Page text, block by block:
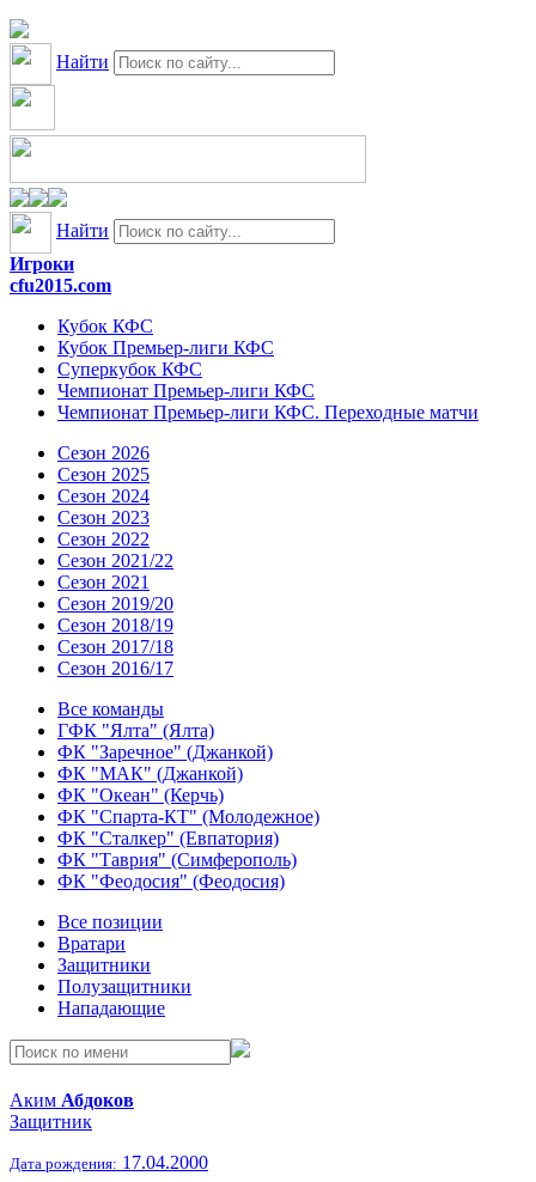
Найти
Найти
Игроки
cfu2015.com
Кубок КФС
Кубок Премьер-лиги КФС
Суперкубок КФС
Чемпионат Премьер-лиги КФС
Чемпионат Премьер-лиги КФС. Переходные матчи
Сезон 2026
Сезон 2025
Сезон 2024
Сезон 2023
Сезон 2022
Сезон 2021/22
Сезон 2021
Сезон 2019/20
Сезон 2018/19
Сезон 2017/18
Сезон 2016/17
Все команды
ГФК "Ялта" (Ялта)
ФК "Заречное" (Джанкой)
ФК "МАК" (Джанкой)
ФК "Океан" (Керчь)
ФК "Спарта-КТ" (Молодежное)
ФК "Сталкер" (Евпатория)
ФК "Таврия" (Симферополь)
ФК "Феодосия" (Феодосия)
Все позиции
Вратари
Защитники
Полузащитники
Нападающие
Аким Абдоков
Защитник
Дата рождения: 17.04.2000